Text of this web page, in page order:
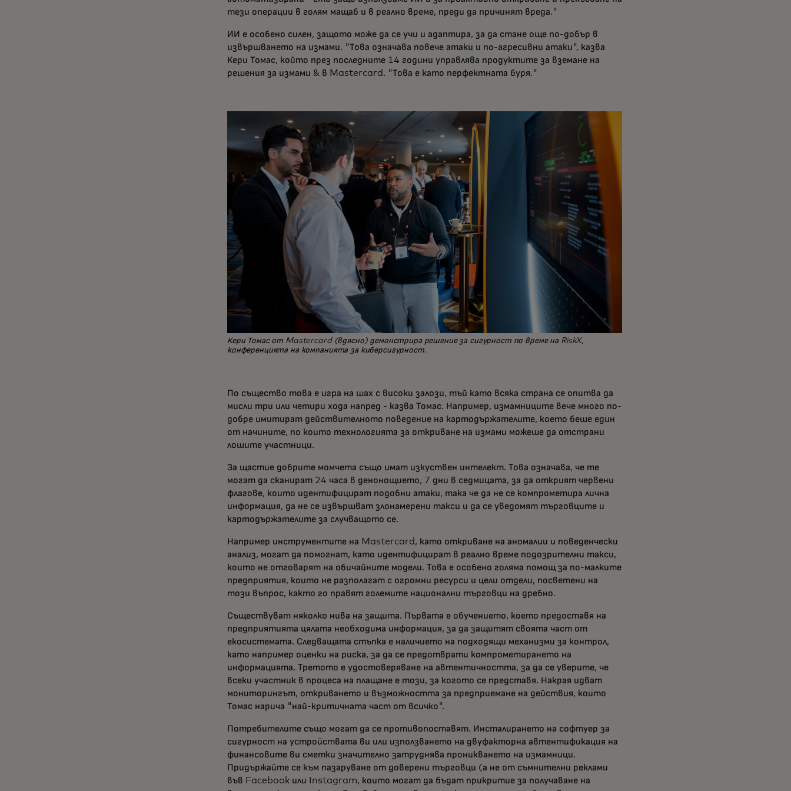
тези операции в голям мащаб и в реално време, преди да причинят вреда."
ИИ е особено силен, защото може да се учи и адаптира, за да стане още по-добър в
извършването на измами. "Това означава повече атаки и по-агресивни атаки", казва
Кери Томас, който през последните 14 години управлява продуктите за вземане на
решения за измами & в Mastercard. "Това е като перфектната буря."
Кери Томас от Mastercard (вдясно) демонстрира решение за сигурност по време на RiskX,
конференцията на компанията за киберсигурност.
По същество това е игра на шах с високи залози, тъй като всяка страна се опитва да
мисли три или четири хода напред - казва Томас. Например, измамниците вече много по-
добре имитират действителното поведение на картодържателите, което беше един
от начините, по които технологията за откриване на измами можеше да отстрани
лошите участници.
За щастие добрите момчета също имат изкуствен интелект. Това означава, че те
могат да сканират 24 часа в денонощието, 7 дни в седмицата, за да открият червени
флагове, които идентифицират подобни атаки, така че да не се компрометира лична
информация, да не се извършват злонамерени такси и да се уведомят търговците и
картодържателите за случващото се.
Например инструментите на Mastercard, като откриване на аномалии и поведенчески
анализ, могат да помогнат, като идентифицират в реално време подозрителни такси,
които не отговарят на обичайните модели. Това е особено голяма помощ за по-малките
предприятия, които не разполагат с огромни ресурси и цели отдели, посветени на
този въпрос, както го правят големите национални търговци на дребно.
Съществуват няколко нива на защита. Първата е обучението, което предоставя на
предприятията цялата необходима информация, за да защитят своята част от
екосистемата. Следващата стъпка е наличието на подходящи механизми за контрол,
като например оценки на риска, за да се предотврати компрометирането на
информацията. Третото е удостоверяване на автентичността, за да се уверите, че
всеки участник в процеса на плащане е този, за когото се представя. Накрая идват
мониторингът, откриването и възможността за предприемане на действия, които
Томас нарича "най-критичната част от всичко".
Потребителите също могат да се противопоставят. Инсталирането на софтуер за
сигурност на устройствата ви или използването на двуфакторна автентификация на
финансовите ви сметки значително затруднява проникването на измамници.
Придържайте се към пазаруване от доверени търговци (а не от съмнителни реклами
във Facebook или Instagram, които могат да бъдат прикритие за получаване на